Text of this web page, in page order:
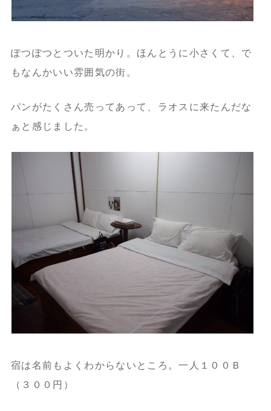
ぽつぽつとついた明かり。ほんとうに小さくて、で
もなんかいい雰囲気の街。
パンがたくさん売ってあって、ラオスに来たんだな
ぁと感じました。
宿は名前もよくわからないところ。一人１００Ｂ
（３００円）